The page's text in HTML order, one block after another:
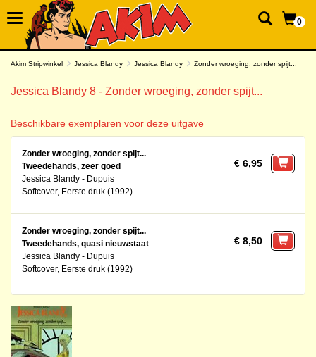
0
Akim Stripwinkel Jessica Blandy Jessica Blandy Zonder wroeging, zonder spijt...
Jessica Blandy 8 - Zonder wroeging, zonder spijt...
Beschikbare exemplaren voor deze uitgave
Zonder wroeging, zonder spijt...
Tweedehands, zeer goed
Jessica Blandy - Dupuis
Softcover, Eerste druk (1992)
€ 6,95
Zonder wroeging, zonder spijt...
Tweedehands, quasi nieuwstaat
Jessica Blandy - Dupuis
Softcover, Eerste druk (1992)
€ 8,50